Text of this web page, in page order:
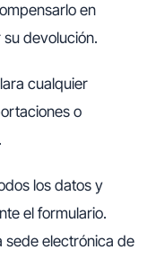
en
devolución.
cualquier
o
los datos y
el formulario.
sede electrónica de